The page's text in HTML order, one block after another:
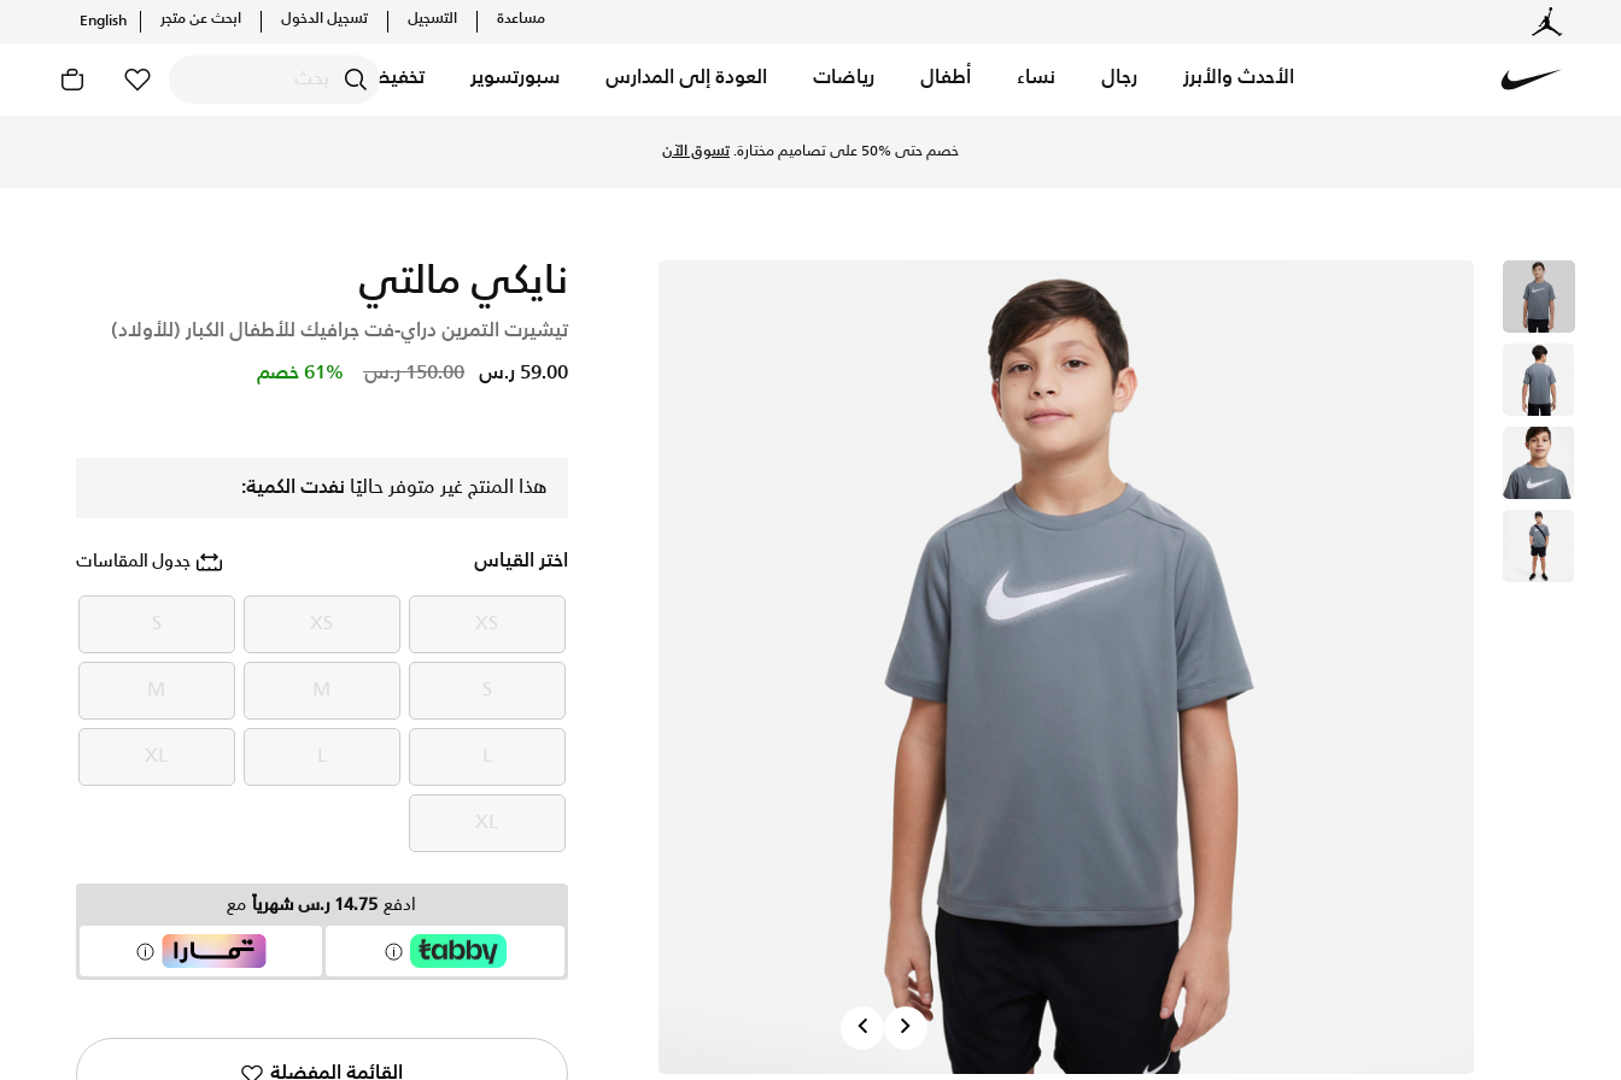
مساعدة التسجيل تسجيل الدخول ابحث عن متجر English
الأحدث والأبرز رجال نساء أطفال رياضات العودة إلى المدارس سبورتسوير تخفيضات
خصم حتى %50 على تصاميم مختارة. تسوق الآن
Next
نايكي مالتي
تيشيرت التمرين دراي-فت جرافيك للأطفال الكبار (للأولاد)
Price reduced from
150.00 ر.س to 59.00 ر.س 61% خصم
هذا المنتج غير متوفر حاليًا نفدت الكمية:
اختر القياس جدول المقاسات
XS
XS
XS
XS
S
S
S
S
M
M
M
M
L
L
L
L
XL
XL
XL
XL
ادفع 14.75 ر.س شهرياً مع
القائمة المفضلة